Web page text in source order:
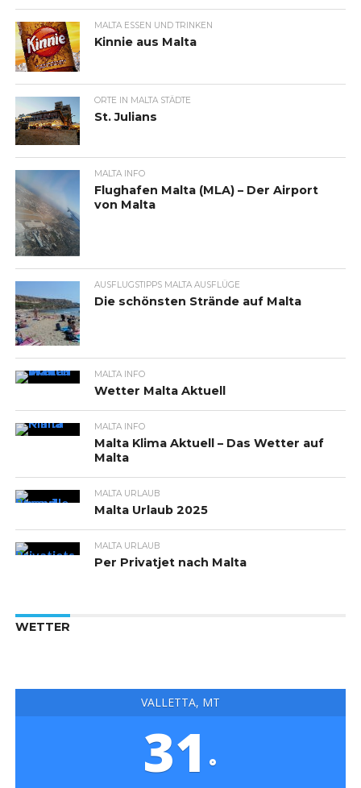
MALTA ESSEN UND TRINKEN
Kinnie aus Malta
ORTE IN MALTA STÄDTE
St. Julians
MALTA INFO
Flughafen Malta (MLA) – Der Airport
von Malta
AUSFLUGSTIPPS MALTA AUSFLÜGE
Die schönsten Strände auf Malta
MALTA INFO
Wetter Malta Aktuell
MALTA INFO
Malta Klima Aktuell – Das Wetter auf
Malta
MALTA URLAUB
Malta Urlaub 2025
MALTA URLAUB
Per Privatjet nach Malta
WETTER
VALLETTA, MT
31 °